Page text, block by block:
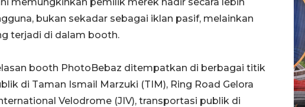
bukan sekadar sebagai iklan pasif, melainkan
terjadi di dalam booth.
booth PhotoBebaz ditempatkan di berbagai titik
di Taman Ismail Marzuki (TIM), Ring Road Gelora
Velodrome (JIV), transportasi publik di
Komisi V DPR tinjau
perlintasan sebidang di
Stasiun Bogor